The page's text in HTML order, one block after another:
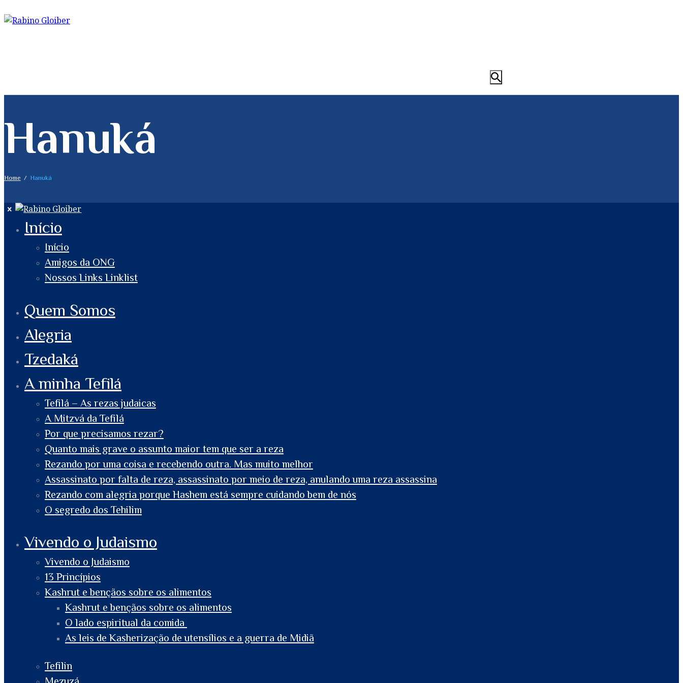
Hanuká
Home Hanuká
Início
Início
Amigos da ONG
Nossos Links Linklist
Quem Somos
Alegria
Tzedaká
A minha Tefilá
Tefilá – As rezas judaicas
A Mitzvá da Tefilá
Por que precisamos rezar?
Quanto mais grave o assunto maior tem que ser a reza
Rezando por uma coisa e recebendo outra. Mas muito melhor
Assassinato por falta de reza, assassinato por meio de reza, anulando uma reza assassina
Rezando com alegria porque Hashem está sempre cuidando bem de nós
O segredo dos Tehilim
Vivendo o Judaismo
Vivendo o Judaismo
13 Princípios
Kashrut e bençãos sobre os alimentos
Kashrut e bençãos sobre os alimentos
O lado espiritual da comida
As leis de Kasherização de utensílios e a guerra de Midiã
Tefilin